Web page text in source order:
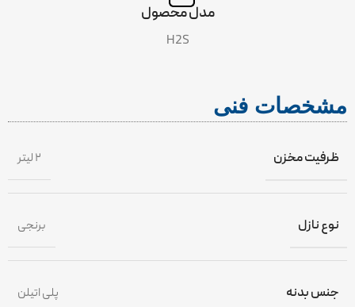
مدل محصول
H2S
مشخصات فنی
ظرفیت مخزن ۲ لیتر
نوع نازل برنجی
جنس بدنه پلی اتیلن